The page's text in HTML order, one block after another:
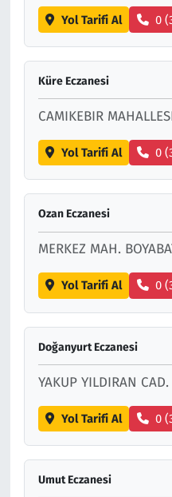
Yol Tarifi Al 0
Küre Eczanesi
CAMIKEBIR
Yol Tarifi Al 0
Ozan Eczanesi
MERKEZ MAH.
Yol Tarifi Al 0
Doğanyurt Eczanesi
YAKUP YILDIRAN
Yol Tarifi Al 0
Umut Eczanesi